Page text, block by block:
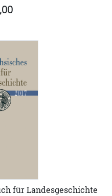
für Landesgeschichte